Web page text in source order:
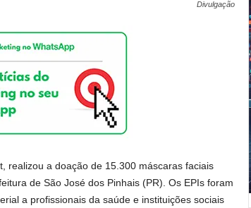
Divulgação
realizou a doação de 15.300 máscaras faciais
de São José dos Pinhais (PR). Os EPIs foram
a profissionais da saúde e instituições sociais